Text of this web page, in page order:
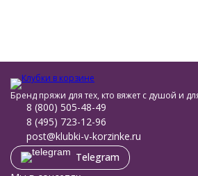
Бренд пряжи для тех, кто вяжет с душой и
8 (800) 505-48-49
8 (495) 723-12-96
post@klubki-v-korzinke.ru
Telegram